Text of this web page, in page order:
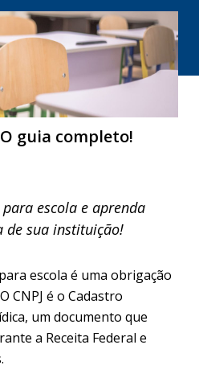
guia completo!
escola e aprenda
de sua instituição!
escola é uma obrigação
CNPJ é o Cadastro
um documento que
a Receita Federal e